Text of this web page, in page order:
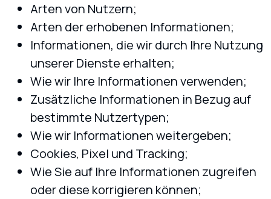
Arten von Nutzern;
Arten der erhobenen Informationen;
Informationen, die wir durch Ihre Nutzung
unserer Dienste erhalten;
Wie wir Ihre Informationen verwenden;
Zusätzliche Informationen in Bezug auf
bestimmte Nutzertypen;
Wie wir Informationen weitergeben;
Cookies, Pixel und Tracking;
Wie Sie auf Ihre Informationen zugreifen
oder diese korrigieren können;